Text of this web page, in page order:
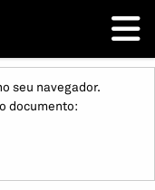
seu navegador.
documento: